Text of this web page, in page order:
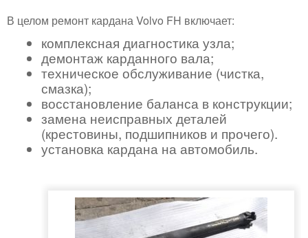
В целом ремонт кардана Volvo FH включает:
комплексная диагностика узла;
демонтаж карданного вала;
техническое обслуживание (чистка,
смазка);
восстановление баланса в конструкции;
замена неисправных деталей
(крестовины, подшипников и прочего).
установка кардана на автомобиль.